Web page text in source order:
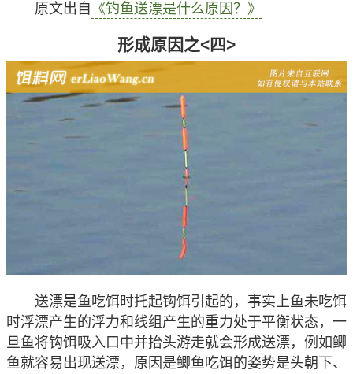
原文出自 《钓鱼送漂是什么原因？》
形成原因之<四>
送漂是鱼吃饵时托起钩饵引起的，事实上鱼未吃饵
时浮漂产生的浮力和线组产生的重力处于平衡状态，一
旦鱼将钩饵吸入口中并抬头游走就会形成送漂，例如鲫
鱼就容易出现送漂，原因是鲫鱼吃饵的姿势是头朝下、